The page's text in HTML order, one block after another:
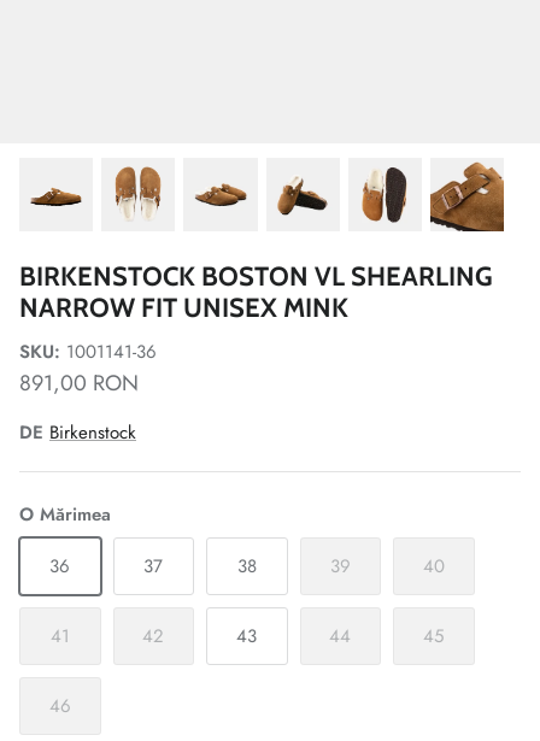
BIRKENSTOCK BOSTON VL SHEARLING
NARROW FIT UNISEX MINK
SKU: 1001141-36
891,00 RON
DE Birkenstock
O Mărimea
36
37 38 39 40
41 42 43 44 45
46